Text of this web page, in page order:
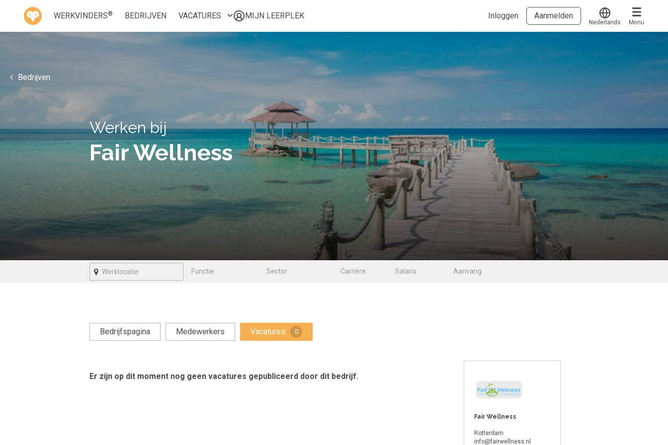
WERKVINDERS® BEDRIJVEN VACATURES MIJN LEERPLEK
Voor mij
Alle onderwerpen
Afgerond
Certificaten
Account en hulp
Meer
Erkend NRTO lid
Talentbehoud V.S. werving en selectie.
Veelgestelde vragen
Inloggen Aanmelden
Nederlands Menu
Bedrijven
Werken bij
Fair Wellness
Bedrijfspagina Medewerkers Vacatures 0
Er zijn op dit moment nog geen vacatures gepubliceerd door dit bedrijf.
Fair Wellness
Rotterdam
info@fairwellness.nl